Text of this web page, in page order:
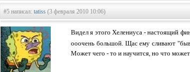
#5 написал: tatiss (3 февраля 2010 10:06)
Видел я этого Хелениуса - настоящий
ооочень большой. Щас ему сливают
Может чего - то и научится, но что